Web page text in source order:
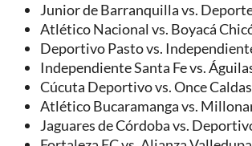
Junior de Barranquilla vs.
Atlético Nacional vs. Boyacá
Deportivo Pasto vs.
Independiente Santa Fe vs.
Cúcuta Deportivo vs. Once Caldas
Atlético Bucaramanga vs.
Jaguares de Córdoba vs.